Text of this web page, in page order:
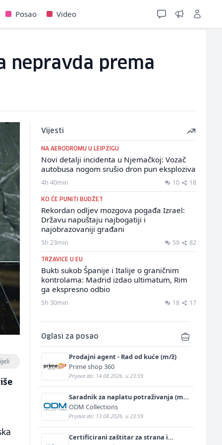
Posao Video
nepravda prema
Vijesti
NA AERODROMU U LEIPZIGU
Novi detalji incidenta u Njemačkoj: Vozač
autobusa nogom srušio dron pun eksploziva
4h 40min 10 18
KO ĆE PUNITI BUDŽET
Rekordan odljev mozgova pogađa Izrael:
Državu napuštaju najbogatiji i
najobrazovaniji građani
5h 23min 59 82
TRZAVICE U EU
Bukti sukob Španije i Italije o graničnim
kontrolama: Madrid izdao ultimatum, Rim
ga ekspresno odbio
5h 30min 18 17
Oglasi za posao
Prodajni agent - Rad od kuće (m/ž)
Prime shop 360
Prijava do: 14.08.2026. u 23:59
Saradnik za naplatu potraživanja (m/
ž)
ODM Collections
Prijava do: 13.08.2026. u 23:59
Certificirani zaštitar za strana i